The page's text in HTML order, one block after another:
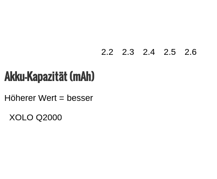
2.2 2.3 2.4 2.5 2.6
Akku-Kapazität (mAh)
Höherer Wert = besser
XOLO Q2000